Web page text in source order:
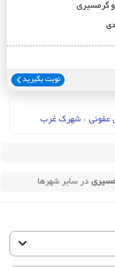
گرمسیری
نوبت بگیرید
› شهرک غرب
در سایر شهرها